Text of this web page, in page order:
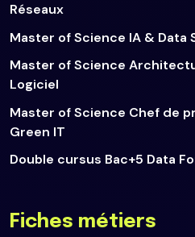
Réseaux
Master of Science IA & Data
Master of Science
Logiciel
Master of Science Chef de
Green IT
Double cursus Bac+5 Data
Fiches métiers